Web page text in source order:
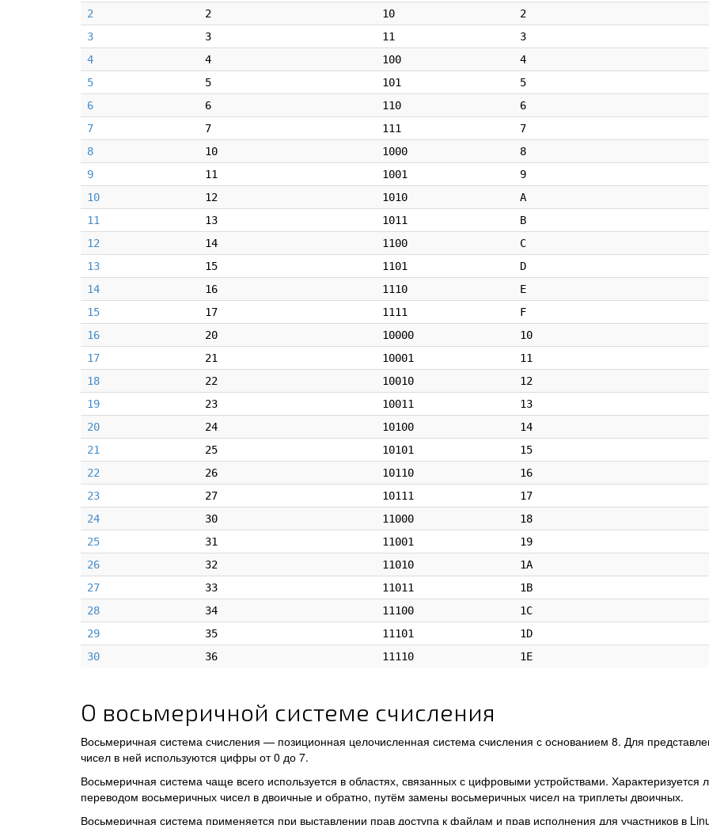
2
2 10
2
3
3 11
3
4
4 100
4
5
5 101
5
6
6 110
6
7
7 111
7
8
10 1000
8
9
11 1001
9
10
12 1010
A
11
13 1011
B
12
14 1100
C
13
15 1101
D
14
16 1110
E
15
17 1111
F
16
20 10000
10
17
21 10001
11
18
22 10010
12
19
23 10011
13
20
24 10100
14
21
25 10101
15
22
26 10110
16
23
27 10111
17
24
30 11000
18
25
31 11001
19
26
32 11010
1A
27
33 11011
1B
28
34 11100
1C
29
35 11101
1D
30
36 11110 1E
О восьмеричной системе счисления
Восьмеричная система счисления — позиционная целочисленная система счисления с основанием 8. Для
чисел в ней используются цифры от 0 до 7.
Восьмеричная система чаще всего используется в областях, связанных с цифровыми устройствами. Характеризуется
переводом восьмеричных чисел в двоичные и обратно, путём замены восьмеричных чисел на триплеты двоичных.
Восьмеричная система применяется при выставлении прав доступа к файлам и прав исполнения для участников в